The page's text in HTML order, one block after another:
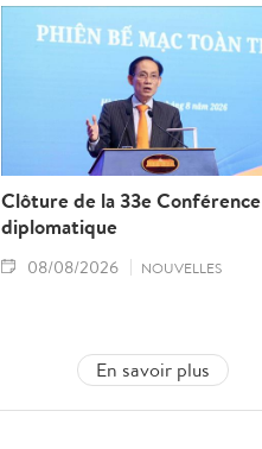
Clôture de la 33e Conférence
diplomatique
08/08/2026 NOUVELLES
En savoir plus